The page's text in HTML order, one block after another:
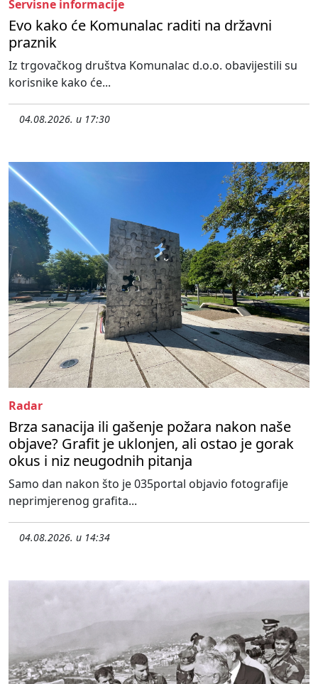
Servisne informacije
Evo kako će Komunalac raditi na državni
praznik
Iz trgovačkog društva Komunalac d.o.o. obavijestili su
korisnike kako će...
04.08.2026. u 17:30
Radar
Brza sanacija ili gašenje požara nakon naše
objave? Grafit je uklonjen, ali ostao je gorak
okus i niz neugodnih pitanja
Samo dan nakon što je 035portal objavio fotografije
neprimjerenog grafita...
04.08.2026. u 14:34